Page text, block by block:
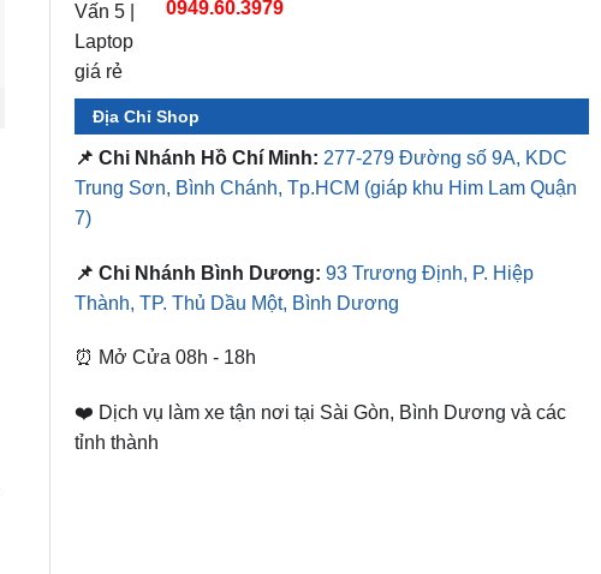
0949.60.3979
Địa Chỉ Shop
📌 Chi Nhánh Hồ Chí Minh: 277-279 Đường số 9A, KDC
Trung Sơn, Bình Chánh, Tp.HCM (giáp khu Him Lam Quận
7)
📌 Chi Nhánh Bình Dương: 93 Trương Định, P. Hiệp
Thành, TP. Thủ Dầu Một, Bình Dương
⏰ Mở Cửa 08h - 18h
❤️ Dịch vụ làm xe tận nơi tại Sài Gòn, Bình Dương và các
tỉnh thành